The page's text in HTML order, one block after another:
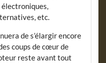
etc.
de s’élargir encore
coups de cœur de
reste avant tout